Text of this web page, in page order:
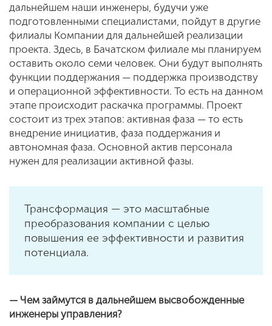
дальнейшем наши инженеры, будучи уже
подготовленными специалистами, пойдут в другие
филиалы Компании для дальнейшей реализации
проекта. Здесь, в Бачатском филиале мы планируем
оставить около семи человек. Они будут выполнять
функции поддержания — поддержка производству
и операционной эффективности. То есть на данном
этапе происходит раскачка программы. Проект
состоит из трех этапов: активная фаза — то есть
внедрение инициатив, фаза поддержания и
автономная фаза. Основной актив персонала
нужен для реализации активной фазы.
Трансформация — это масштабные
преобразования компании с целью
повышения ее эффективности и развития
потенциала.
— Чем займутся в дальнейшем высвобожденные
инженеры управления?